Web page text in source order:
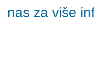
nas za više